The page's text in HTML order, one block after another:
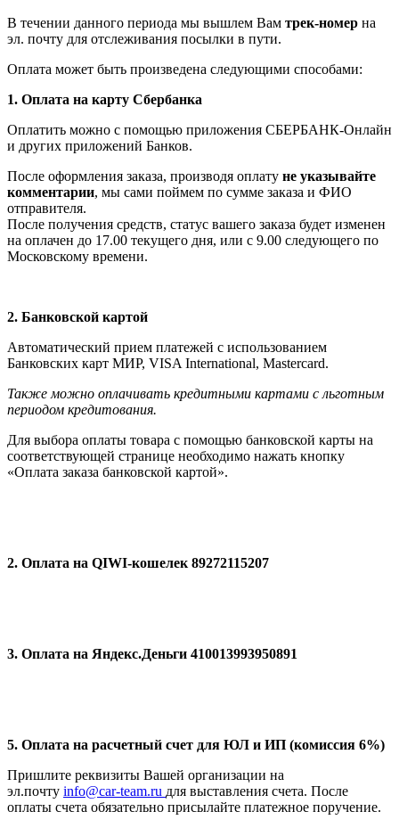
В течении данного периода мы вышлем Вам трек-номер на
эл. почту для отслеживания посылки в пути.
Оплата может быть произведена следующими способами:
1. Оплата на карту Сбербанка
Оплатить можно с помощью приложения СБЕРБАНК-Онлайн
и других приложений Банков.
После оформления заказа, производя оплату не указывайте
комментарии, мы сами поймем по сумме заказа и ФИО
отправителя.
После получения средств, статус вашего заказа будет изменен
на оплачен до 17.00 текущего дня, или с 9.00 следующего по
Московскому времени.
2. Банковской картой
Автоматический прием платежей с использованием
Банковских карт МИР, VISA International, Мastercard.
Также можно оплачивать кредитными картами с льготным
периодом кредитования.
Для выбора оплаты товара с помощью банковской карты на
соответствующей странице необходимо нажать кнопку
«Оплата заказа банковской картой».
2. Оплата на QIWI-кошелек 89272115207
3. Оплата на Яндекс.Деньги 410013993950891
5. Оплата на расчетный счет для ЮЛ и ИП (комиссия 6%)
Пришлите реквизиты Вашей организации на
эл.почту info@car-team.ru для выставления счета. После
оплаты счета обязательно присылайте платежное поручение.